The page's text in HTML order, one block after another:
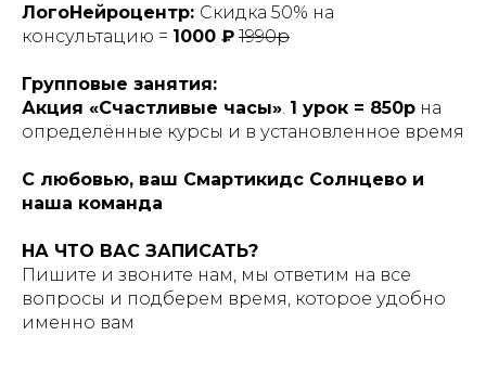
ЛогоНейроцентр: Скидка 50% на
консультацию = 1000 ₽ 1990р
Групповые занятия:
Акция «Счастливые часы» 1 урок = 850р на
определённые курсы и в установленное время
С любовью, ваш Смартикидс Солнцево и
наша команда
НА ЧТО ВАС ЗАПИСАТЬ?
Пишите и звоните нам, мы ответим на все
вопросы и подберем время, которое удобно
именно вам